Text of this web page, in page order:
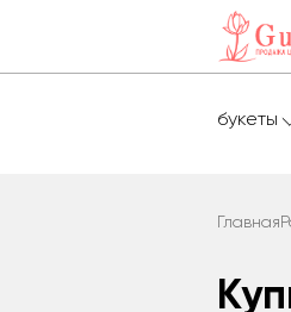
букеты
Главная